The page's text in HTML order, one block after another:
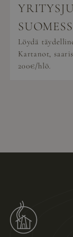
Löydä
Kartanot,
200€/hlö.